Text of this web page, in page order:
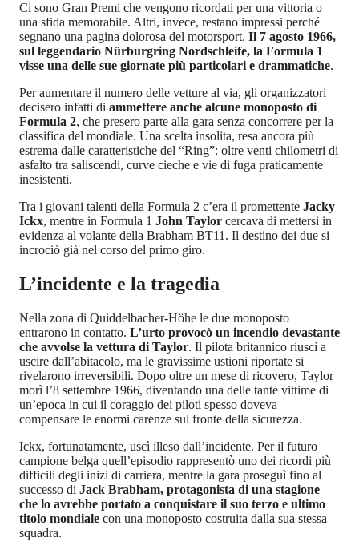
Ci sono Gran Premi che vengono ricordati per una vittoria o
una sfida memorabile. Altri, invece, restano impressi perché
segnano una pagina dolorosa del motorsport. Il 7 agosto 1966,
sul leggendario Nürburgring Nordschleife, la Formula 1
visse una delle sue giornate più particolari e drammatiche.
Per aumentare il numero delle vetture al via, gli organizzatori
decisero infatti di ammettere anche alcune monoposto di
Formula 2, che presero parte alla gara senza concorrere per la
classifica del mondiale. Una scelta insolita, resa ancora più
estrema dalle caratteristiche del “Ring”: oltre venti chilometri di
asfalto tra saliscendi, curve cieche e vie di fuga praticamente
inesistenti.
Tra i giovani talenti della Formula 2 c’era il promettente Jacky
Ickx, mentre in Formula 1 John Taylor cercava di mettersi in
evidenza al volante della Brabham BT11. Il destino dei due si
incrociò già nel corso del primo giro.
L’incidente e la tragedia
Nella zona di Quiddelbacher-Höhe le due monoposto
entrarono in contatto. L’urto provocò un incendio devastante
che avvolse la vettura di Taylor. Il pilota britannico riuscì a
uscire dall’abitacolo, ma le gravissime ustioni riportate si
rivelarono irreversibili. Dopo oltre un mese di ricovero, Taylor
morì l’8 settembre 1966, diventando una delle tante vittime di
un’epoca in cui il coraggio dei piloti spesso doveva
compensare le enormi carenze sul fronte della sicurezza.
Ickx, fortunatamente, uscì illeso dall’incidente. Per il futuro
campione belga quell’episodio rappresentò uno dei ricordi più
difficili degli inizi di carriera, mentre la gara proseguì fino al
successo di Jack Brabham, protagonista di una stagione
che lo avrebbe portato a conquistare il suo terzo e ultimo
titolo mondiale con una monoposto costruita dalla sua stessa
squadra.